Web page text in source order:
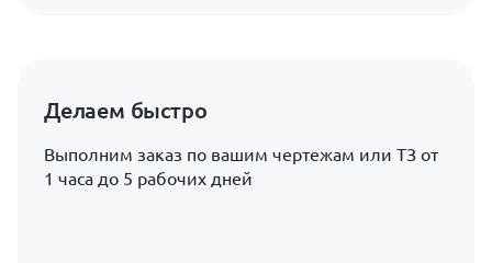
Делаем быстро
Выполним заказ по вашим чертежам или ТЗ от
1 часа до 5 рабочих дней